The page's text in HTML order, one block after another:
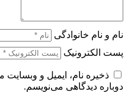
نام و نام خانوادگی
پست الکترونیک
ذخیره نام، ایمیل و
دوباره دیدگاهی می‌نویسم.